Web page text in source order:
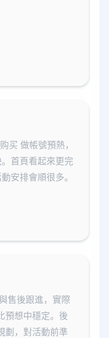
买 做帳號預熱，
首頁看起來更完
安排會順很多。
售後跟進，實際
預想中穩定。後
劃，對活動前準